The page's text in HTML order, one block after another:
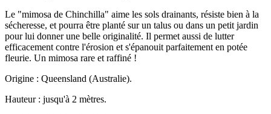
Le "mimosa de Chinchilla" aime les sols drainants, résiste bien à la
sécheresse, et pourra être planté sur un talus ou dans un petit jardin
pour lui donner une belle originalité. Il permet aussi de lutter
efficacement contre l'érosion et s'épanouit parfaitement en potée
fleurie. Un mimosa rare et raffiné !
Origine : Queensland (Australie).
Hauteur : jusqu'à 2 mètres.